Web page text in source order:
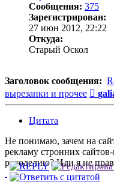
Сообщения: 375
Зарегистрирован:
27 июн 2012, 22:22
Откуда:
Старый Оскол
Заголовок сообщения:
вырезанки и прочее
Цитата
Не понимаю, зачем на
рекламу стронних
рукоделию? Или я не